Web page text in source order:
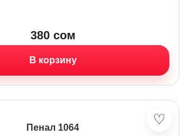
380 сом
В корзину
♡
Пенал 1064